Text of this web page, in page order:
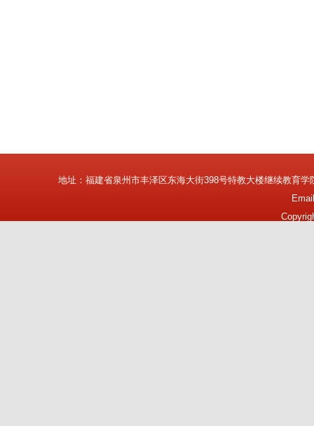
地址：福建省泉州市丰泽区东海大街398号特教大楼继续教育学